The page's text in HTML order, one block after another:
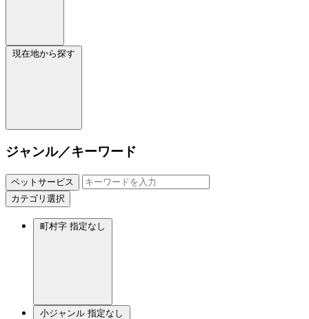
現在地から探す
ジャンル／キーワード
ペットサービス
カテゴリ選択
町村字 指定なし
小ジャンル 指定なし